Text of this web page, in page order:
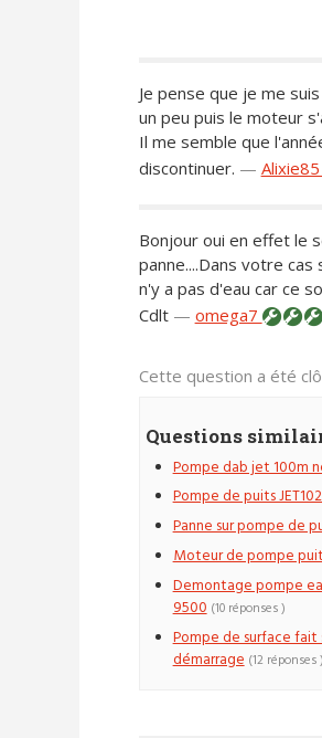
Je pense que je me
un peu puis le moteur
Il me semble que
discontinuer. — Alixie85
Bonjour oui en effet le
panne....Dans votre
n'y a pas d'eau car ce
Cdlt — omega7
Cette question a été
Questions
Pompe dab jet 100m
Pompe de puits
Panne sur pompe de
Moteur de pompe
Demontage pompe
9500 (10 réponses )
Pompe de surface
démarrage (12 réponses )